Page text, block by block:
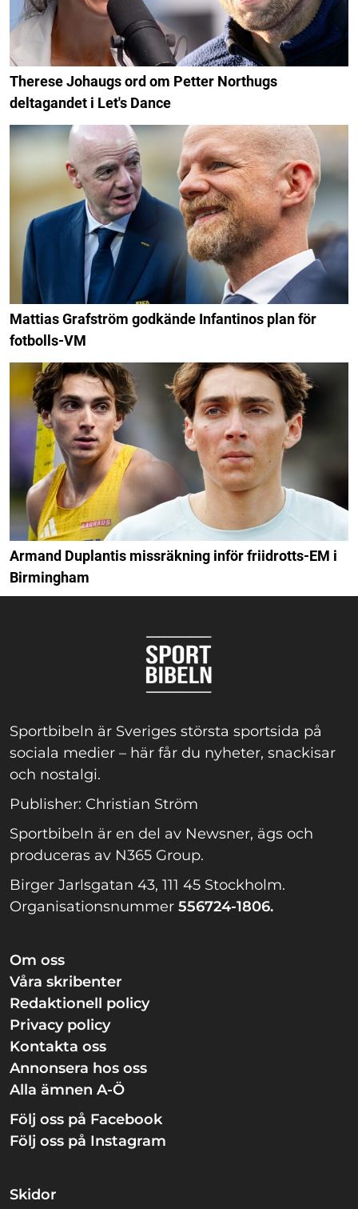
Therese Johaugs ord om Petter Northugs
deltagandet i Let's Dance
Mattias Grafström godkände Infantinos plan för
fotbolls-VM
Armand Duplantis missräkning inför friidrotts-EM i
Birmingham
Sportbibeln är Sveriges största sportsida på
sociala medier – här får du nyheter, snackisar
och nostalgi.
Publisher: Christian Ström
Sportbibeln är en del av Newsner, ägs och
produceras av N365 Group.
Birger Jarlsgatan 43, 111 45 Stockholm.
Organisationsnummer 556724-1806.
Om oss
Våra skribenter
Redaktionell policy
Privacy policy
Kontakta oss
Annonsera hos oss
Alla ämnen A-Ö
Följ oss på Facebook
Följ oss på Instagram
Skidor